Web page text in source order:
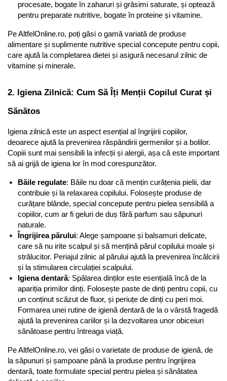
procesate, bogate în zaharuri și grăsimi saturate, și optează
pentru preparate nutritive, bogate în proteine și vitamine.
Pe AltfelOnline.ro, poți găsi o gamă variată de produse
alimentare și suplimente nutritive special concepute pentru copii,
care ajută la completarea dietei și asigură necesarul zilnic de
vitamine și minerale.
2. Igiena Zilnică: Cum Să Îți Menții Copilul Curat și
Sănătos
Igiena zilnică este un aspect esențial al îngrijirii copiilor,
deoarece ajută la prevenirea răspândirii germenilor și a bolilor.
Copiii sunt mai sensibili la infecții și alergii, așa că este important
să ai grijă de igiena lor în mod corespunzător.
Băile regulate: Băile nu doar că mențin curățenia pielii, dar
contribuie și la relaxarea copilului. Folosește produse de
curățare blânde, special concepute pentru pielea sensibilă a
copiilor, cum ar fi geluri de duș fără parfum sau săpunuri
naturale.
Îngrijirea părului: Alege șampoane și balsamuri delicate,
care să nu irite scalpul și să mențină părul copilului moale și
strălucitor. Periajul zilnic al părului ajută la prevenirea încâlcirii
și la stimularea circulației scalpului.
Igiena dentară: Spălarea dinților este esențială încă de la
apariția primilor dinți. Folosește paste de dinți pentru copii, cu
un conținut scăzut de fluor, și periuțe de dinți cu peri moi.
Formarea unei rutine de igienă dentară de la o vârstă fragedă
ajută la prevenirea cariilor și la dezvoltarea unor obiceiuri
sănătoase pentru întreaga viață.
Pe AltfelOnline.ro, vei găsi o varietate de produse de igienă, de
la săpunuri și șampoane până la produse pentru îngrijirea
dentară, toate formulate special pentru pielea și sănătatea